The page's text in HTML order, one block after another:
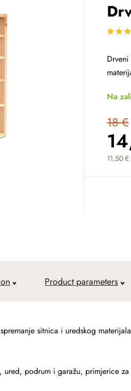
Na
18 €
11,50 €
Product parameters
sitnica i uredskog
podrum i garažu, primjerice